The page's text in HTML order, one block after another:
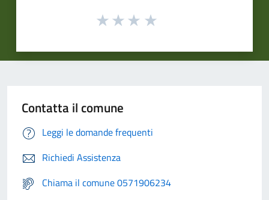
Contatta il comune
Leggi le domande frequenti
Richiedi Assistenza
Chiama il comune 0571906234